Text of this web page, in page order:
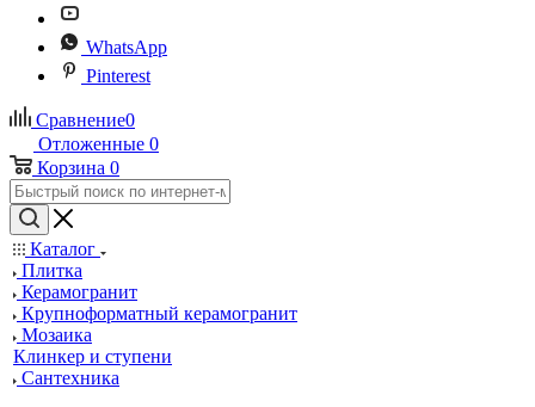
WhatsApp
Pinterest
Сравнение0
Отложенные 0
Корзина 0
Каталог
Плитка
Керамогранит
Крупноформатный керамогранит
Мозаика
Клинкер и ступени
Сантехника